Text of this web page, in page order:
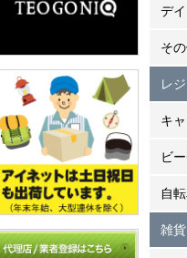
デ
そ
レ
キ
ビ
自
雑貨